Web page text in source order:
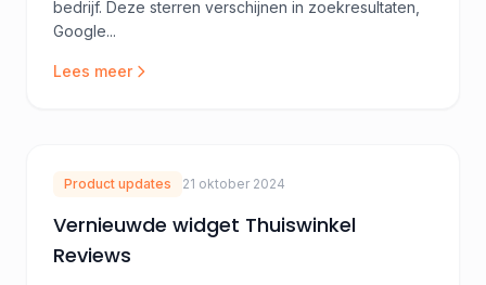
bedrijf. Deze sterren verschijnen in zoekresultaten,
Google...
Lees meer
Product updates 21 oktober 2024
Vernieuwde widget Thuiswinkel
Reviews